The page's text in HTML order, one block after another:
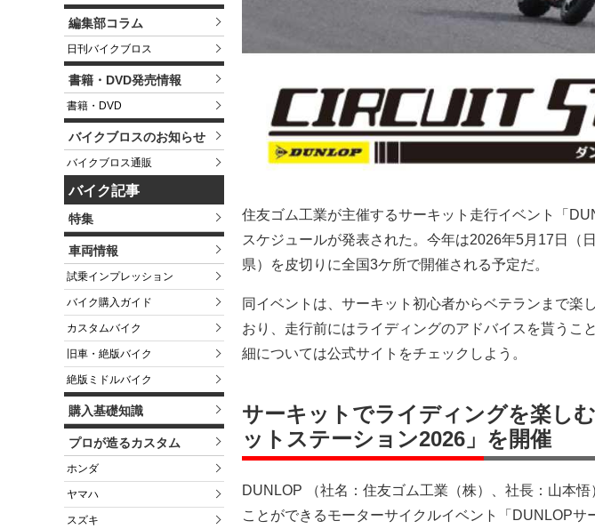
編集部コラム
日刊バイクブロス
書籍・DVD発売情報
書籍・DVD
バイクブロスのお知らせ
バイクブロス通販
バイク記事
特集
車両情報
試乗インプレッション
バイク購入ガイド
カスタムバイク
旧車・絶版バイク
絶版ミドルバイク
購入基礎知識
プロが造るカスタム
ホンダ
ヤマハ
スズキ
住友ゴム工業が主催するサーキット走行イベント「
スケジュールが発表された。今年は2026年5月17日（
県）を皮切りに全国3ケ所で開催される予定だ。
同イベントは、サーキット初心者からベテランまで楽
おり、走行前にはライディングのアドバイスを貰うこ
細については公式サイトをチェックしよう。
サーキットでライディングを楽し
ットステーション2026」を開催
DUNLOP （社名：住友ゴム工業（株）、社長：山本
ことができるモーターサイクルイベント「DUNLOP